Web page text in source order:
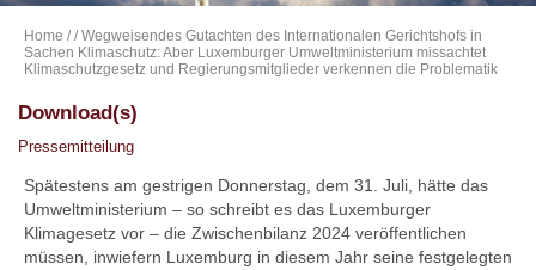
Home // Wegweisendes Gutachten des Internationalen Gerichtshofs in
Sachen Klimaschutz: Aber Luxemburger Umweltministerium missachtet
Klimaschutzgesetz und Regierungsmitglieder verkennen die Problematik
Download(s)
Pressemitteilung
Spätestens am gestrigen Donnerstag, dem 31. Juli, hätte das
Umweltministerium – so schreibt es das Luxemburger
Klimagesetz vor – die Zwischenbilanz 2024 veröffentlichen
müssen, inwiefern Luxemburg in diesem Jahr seine festgelegten